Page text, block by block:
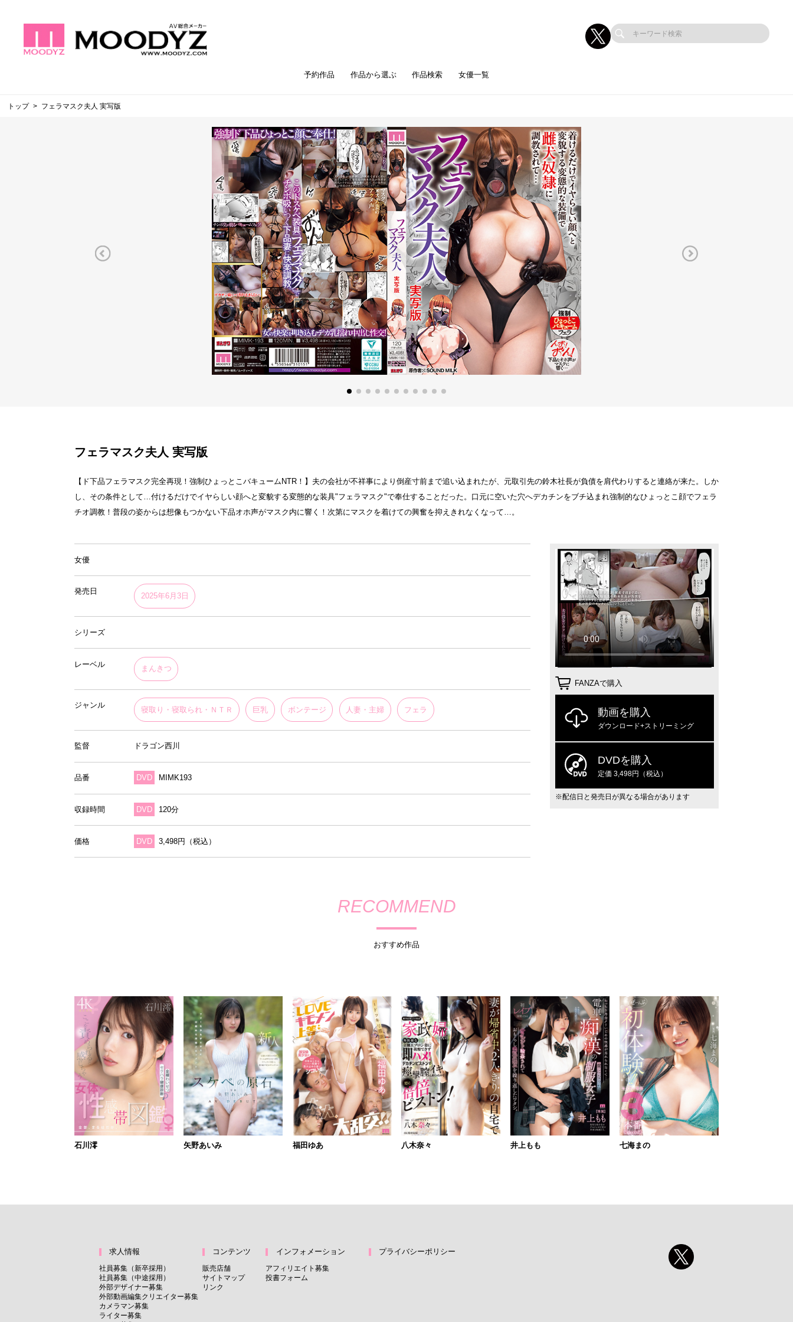
予約作品 作品から選ぶ 作品検索 女優一覧
トップ フェラマスク夫人 実写版
フェラマスク夫人 実写版
【ド下品フェラマスク完全再現！強制ひょっとこバキュームNTR！】夫の会社が不祥事により倒産寸前まで追い込まれたが、元取引先の鈴木社長が負債を肩代わりすると連絡が来た。しか
し、その条件として…付けるだけでイヤらしい顔へと変貌する変態的な装具"フェラマスク"で奉仕することだった。口元に空いた穴へデカチンをブチ込まれ強制的なひょっとこ顔でフェラ
チオ調教！普段の姿からは想像もつかない下品オホ声がマスク内に響く！次第にマスクを着けての興奮を抑えきれなくなって…。
女優
発売日
2025年6月3日
シリーズ
レーベル
まんきつ
ジャンル
寝取り・寝取られ・ＮＴＲ 巨乳 ボンテージ 人妻・主婦 フェラ
監督 ドラゴン西川
品番 DVD MIMK193
収録時間 DVD 120分
価格 DVD 3,498円（税込）
FANZAで購入
動画を購入
ダウンロード+ストリーミング
DVDを購入
定価 3,498円（税込）
※配信日と発売日が異なる場合があります
RECOMMEND
おすすめ作品
石川澪 矢野あいみ 福田ゆあ 八木奈々 井上もも 七海まの
求人情報
社員募集（新卒採用）
社員募集（中途採用）
外部デザイナー募集
外部動画編集クリエイター募集
カメラマン募集
ライター募集
コンテンツ
販売店舗
サイトマップ
リンク
インフォメーション
アフィリエイト募集
投書フォーム
プライバシーポリシー